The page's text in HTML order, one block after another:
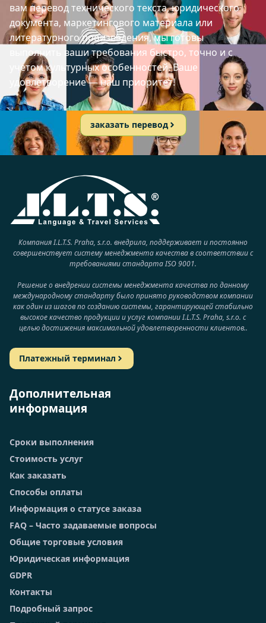
вам перевод технического текста, юридического
документа, маркетингового материала или
литературного произведения, мы готовы
выполнить ваши требования быстро, точно и с
учетом культурных особенностей. Ваше
удовлетворение — наш приоритет!
заказать перевод
Компания I.L.T.S. Praha, s.r.o. внедрила, поддерживает и постоянно
совершенствует систему менеджмента качества в соответствии с
требованиями стандарта ISO 9001.
Решение о внедрении системы менеджмента качества по данному
международному стандарту было принято руководством компании
как один из шагов по созданию системы, гарантирующей стабильно
высокое качество продукции и услуг компании I.L.T.S. Praha, s.r.o. с
целью достижения максимальной удовлетворенности клиентов..
Платежный терминал
Дополнительная
информация
Сроки выполнения
Стоимость услуг
Как заказать
Способы оплаты
Информация о статусе заказа
FAQ – Часто задаваемые вопросы
Общие торговые условия
Юридическая информация
GDPR
Контакты
Подробный запрос